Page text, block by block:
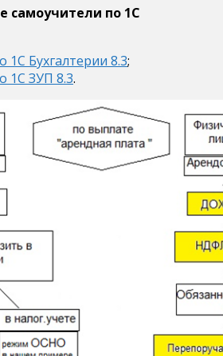
самоучители по 1С
1С Бухгалтерии 8.3;
1С ЗУП 8.3.